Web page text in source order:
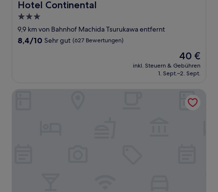
Hotel Continental
Hotel Continental
3.0-
Sterne-
Unterkunft
9,9 km von Bahnhof Machida Tsurukawa entfernt
8.4
Bewertungen)
8,4/10 Sehr gut (627 Bewertungen)
Der
Preis
beträgt
40 €
inkl. Steuern & Gebühren
1. Sept.–2. Sept.